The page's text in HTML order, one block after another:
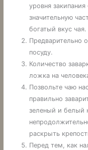
уровня
значительную
богатый вкус чая.
Предварительно
посуду.
Количество
ложка на
Позвольте чаю
правильно
зеленый и белый
раскрыть
Перед тем, как